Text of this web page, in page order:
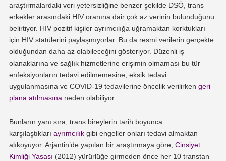
araştırmalardaki veri yetersizliğine benzer şekilde DSÖ, trans
erkekler arasındaki HIV oranına dair çok az verinin bulunduğunu
belirtiyor. HIV pozitif kişiler ayrımcılığa uğramaktan korktukları
için HIV statülerini paylaşmıyorlar. Bu da resmi verilerin gerçekte
olduğundan daha az olabileceğini gösteriyor. Düzenli iş
olanaklarına ve sağlık hizmetlerine erişimin olmaması bu tür
enfeksiyonların tedavi edilmemesine, eksik tedavi
uygulanmasına ve COVID-19 tedavilerine öncelik verilirken geri
plana atılmasına neden olabiliyor.
Bunların yanı sıra, trans bireylerin tarih boyunca
karşılaştıkları ayrımcılıkgibi engeller onları tedavi almaktan
alıkoyuyor. Arjantin’de yapılan bir araştırmaya göre, Cinsiyet
Kimliği Yasası (2012) yürürlüğe girmeden önce her 10 transtan